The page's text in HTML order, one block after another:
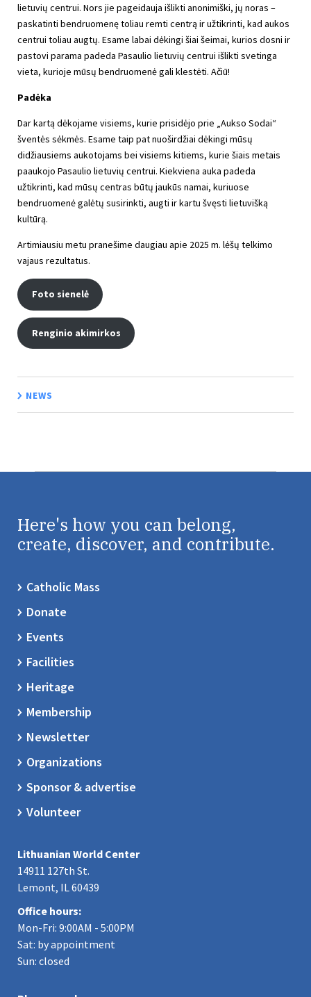
lietuvių centrui. Nors jie pageidauja išlikti anonimiški, jų noras –
paskatinti bendruomenę toliau remti centrą ir užtikrinti, kad aukos
centrui toliau augtų. Esame labai dėkingi šiai šeimai, kurios dosni ir
pastovi parama padeda Pasaulio lietuvių centrui išlikti svetinga
vieta, kurioje mūsų bendruomenė gali klestėti. Ačiū!
Padėka
Dar kartą dėkojame visiems, kurie prisidėjo prie „Aukso Sodai“
šventės sėkmės. Esame taip pat nuoširdžiai dėkingi mūsų
didžiausiems aukotojams bei visiems kitiems, kurie šiais metais
paaukojo Pasaulio lietuvių centrui. Kiekviena auka padeda
užtikrinti, kad mūsų centras būtų jaukūs namai, kuriuose
bendruomenė galėtų susirinkti, augti ir kartu švęsti lietuvišką
kultūrą.
Artimiausiu metu pranešime daugiau apie 2025 m. lėšų telkimo
vajaus rezultatus.
Foto sienelė
Renginio akimirkos
NEWS
Here's how you can belong,
create, discover, and contribute.
Catholic Mass
Donate
Events
Facilities
Heritage
Membership
Newsletter
Organizations
Sponsor & advertise
Volunteer
Lithuanian World Center
14911 127th St.
Lemont, IL 60439
Office hours:
Mon-Fri: 9:00AM - 5:00PM
Sat: by appointment
Sun: closed